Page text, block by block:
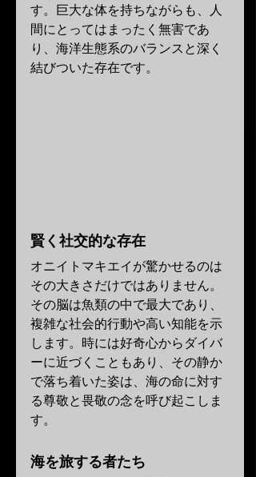
す。巨大な体を持ちながらも、人
間にとってはまったく無害であ
り、海洋生態系のバランスと深く
結びついた存在です。
賢く社交的な存在
オニイトマキエイが驚かせるのは
その大きさだけではありません。
その脳は魚類の中で最大であり、
複雑な社会的行動や高い知能を示
します。時には好奇心からダイバ
ーに近づくこともあり、その静か
で落ち着いた姿は、海の命に対す
る尊敬と畏敬の念を呼び起こしま
す。
海を旅する者たち